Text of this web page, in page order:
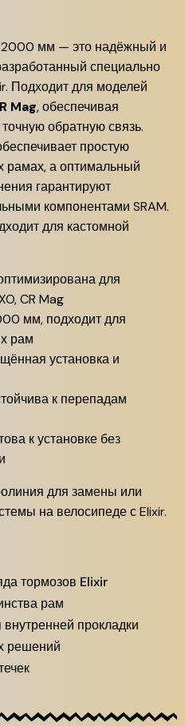
2000 мм — это надёжный и
специально
Подходит для моделей
Mag, обеспечивая
обратную связь.
простую
рамах, а оптимальный
гарантируют
компонентами SRAM.
для кастомной
для
CR Mag
мм, подходит для
рам
установка и
к перепадам
к установке без
для замены или
на велосипеде с Elixir.
тормозов Elixir
рам
прокладки
решений